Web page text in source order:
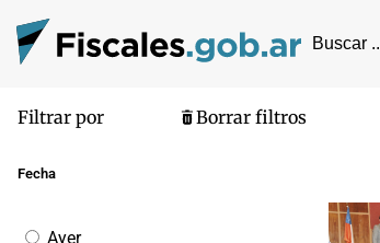
Filtrar por Borrar filtros
Fecha
Filtrar
Ayer